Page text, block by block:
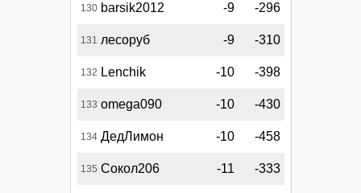
130 barsik2012 -9 -296
131 лесоруб -9 -310
132 Lenchik -10 -398
133 omega090 -10 -430
134 ДедЛимон -10 -458
135 Сокол206 -11 -333